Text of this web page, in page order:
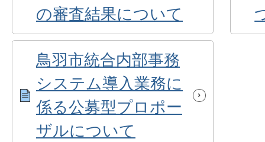
の審査結果について
鳥羽市統合内部事務
システム導入業務に
係る公募型プロポー
ザルについて